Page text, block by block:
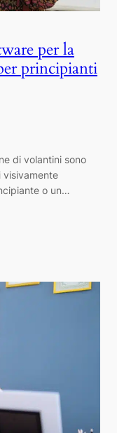
per la
principianti
di volantini sono
visivamente
o un…